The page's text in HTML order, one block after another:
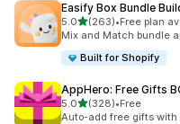
Easify Box Bundle
5.0เต็ม 5 ดาว
(263)
ทั้งหมด 263 รีวิว
•Free plan
Mix and Match bundle
Built for Shopify
AppHero: Free Gifts
5.0เต็ม 5 ดาว
(328)
ทั้งหมด 328 รีวิว
•Free
Auto-add free gifts with